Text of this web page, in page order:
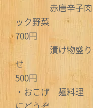
赤唐辛子肉味
ック
700円
漬け物盛り
500円
・おこげ 麺料